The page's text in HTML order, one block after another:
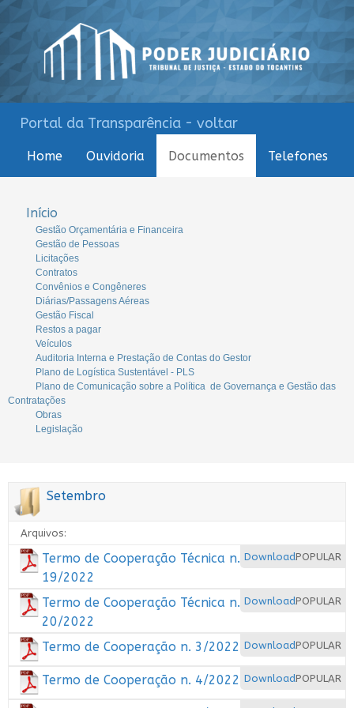
Portal da Transparência - voltar
Home Ouvidoria Documentos Telefones
Início
Gestão Orçamentária e Financeira
Gestão de Pessoas
Licitações
Contratos
Convênios e Congêneres
Diárias/Passagens Aéreas
Gestão Fiscal
Restos a pagar
Veículos
Auditoria Interna e Prestação de Contas do Gestor
Plano de Logística Sustentável - PLS
Plano de Comunicação sobre a Política de Governança e Gestão das
Contratações
Obras
Legislação
Setembro
Arquivos:
POPULAR
Download
Termo de Cooperação Técnica n.
19/2022
POPULAR
Download
Termo de Cooperação Técnica n.
20/2022
POPULAR
Download
Termo de Cooperação n. 3/2022
POPULAR
Download
Termo de Cooperação n. 4/2022